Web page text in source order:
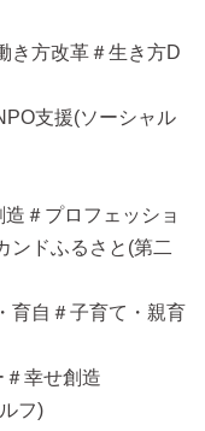
き方改革＃生き方D
支援(ソーシャル
＃プロフェッショ
ンドふるさと(第二
育自＃子育て・親育
幸せ創造
フ)